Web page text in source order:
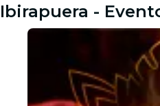
Ibirapuera -